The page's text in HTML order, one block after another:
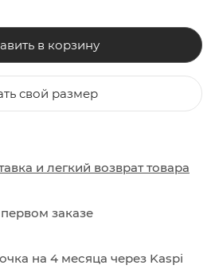
в корзину
свой размер
и легкий возврат товара
заказе
на 4 месяца через Kaspi